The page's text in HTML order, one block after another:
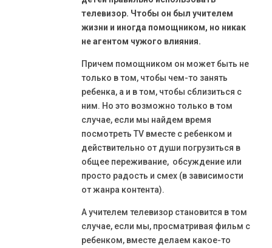
телевизор. Чтобы он был учителем
жизни и иногда помощником, но никак
не агентом чужого влияния.
Причем помощником он может быть не
только в том, чтобы чем-то занять
ребенка, а и в том, чтобы сблизиться с
ним. Но это возможно только в том
случае, если мы найдем время
посмотреть TV вместе с ребенком и
действительно от души погрузиться в
общее переживание, обсуждение или
просто радость и смех (в зависимости
от жанра контента).
А учителем телевизор становится в том
случае, если мы, просматривая фильм с
ребенком, вместе делаем какое-то